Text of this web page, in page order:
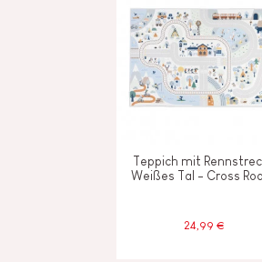
Teppich mit
Weißes Tal - Cross
24,99 €